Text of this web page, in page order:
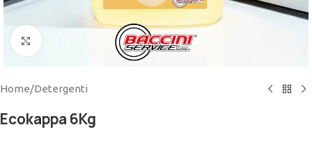
Home/Detergenti
Ecokappa 6Kg